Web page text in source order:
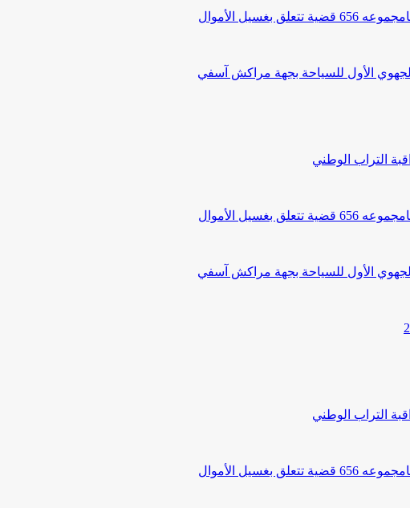
الأول للسياحة بجهة مراكش آسفي
التراب الوطني
الأول للسياحة بجهة مراكش آسفي
التراب الوطني